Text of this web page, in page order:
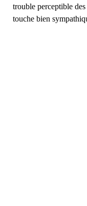
trouble perceptible
touche bien